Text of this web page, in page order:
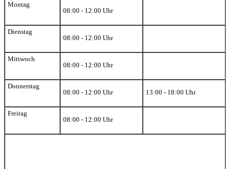
Montag
08:00 - 12:00 Uhr
Dienstag
08:00 - 12:00 Uhr
Mittwoch
08:00 - 12:00 Uhr
Donnerstag
08:00 - 12:00 Uhr
13:00 - 18:00 Uhr
Freitag
08:00 - 12:00 Uhr